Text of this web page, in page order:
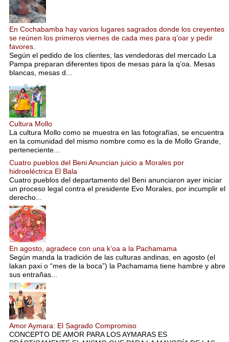
En Cochabamba hay varios lugares sagrados donde los creyentes
se reúnen los primeros viernes de cada mes para q’oar y pedir
favores.
Según el pedido de los clientes, las vendedoras del mercado La
Pampa preparan diferentes tipos de mesas para la q’oa. Mesas
blancas, mesas d...
Cultura Mollo
La cultura Mollo como se muestra en las fotografías, se encuentra
en la comunidad del mismo nombre como es la de Mollo Grande,
perteneciente...
Cuatro pueblos del Beni Anuncian juicio a Morales por
hidroeléctrica El Bala
Cuatro pueblos del departamento del Beni anunciaron ayer iniciar
un proceso legal contra el presidente Evo Morales, por incumplir el
derecho...
En agosto, agradece con una k’oa a la Pachamama
Según manda la tradición de las culturas andinas, en agosto (el
lakan paxi o “mes de la boca”) la Pachamama tiene hambre y abre
sus entrañas...
Amor Aymara: El Sagrado Compromiso
CONCEPTO DE AMOR PARA LOS AYMARAS ES